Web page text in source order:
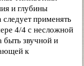
и глубины
применять
4/4 с несложной
звучной и
к